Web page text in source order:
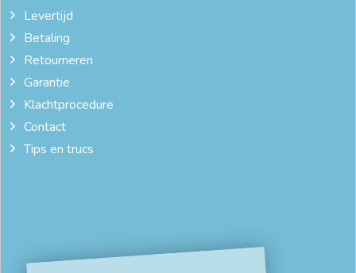
Levertijd
Betaling
Retourneren
Garantie
Klachtprocedure
Contact
Tips en trucs